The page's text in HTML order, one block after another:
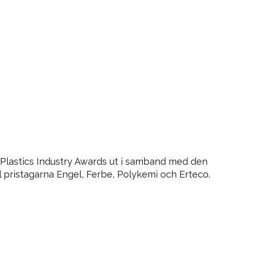
Industry Awards ut i samband med den
Engel, Ferbe, Polykemi och Erteco.